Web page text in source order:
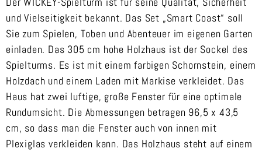
und Vielseitigkeit bekannt. Das Set „Smart Coast“ soll
Sie zum Spielen, Toben und Abenteuer im eigenen Garten
einladen. Das 305 cm hohe Holzhaus ist der Sockel des
Spielturms. Es ist mit einem farbigen Schornstein, einem
Holzdach und einem Laden mit Markise verkleidet. Das
Haus hat zwei luftige, große Fenster für eine optimale
Rundumsicht. Die Abmessungen betragen 96,5 x 43,5
cm, so dass man die Fenster auch von innen mit
Plexiglas verkleiden kann. Das Holzhaus steht auf einem